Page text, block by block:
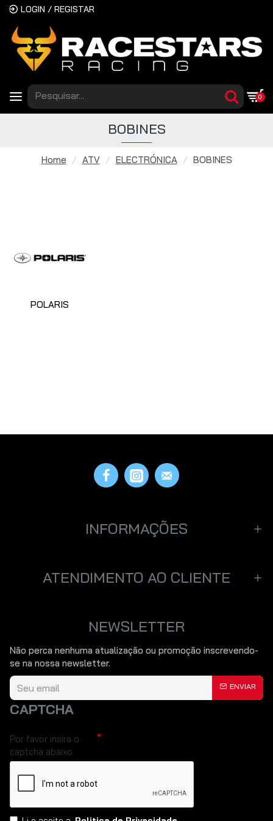
LOGIN / REGISTAR
0
Home ATV ELECTRÓNICA BOBINES
BOBINES
POLARIS
INFORMAÇÕES
ATENDIMENTO AO CLIENTE
NEWSLETTER
Não perca nenhuma atualização ou promoção inscrevendo-
se na nossa newsletter.
ENVIAR
CAPTCHA
Por favor insira o
captcha abaixo